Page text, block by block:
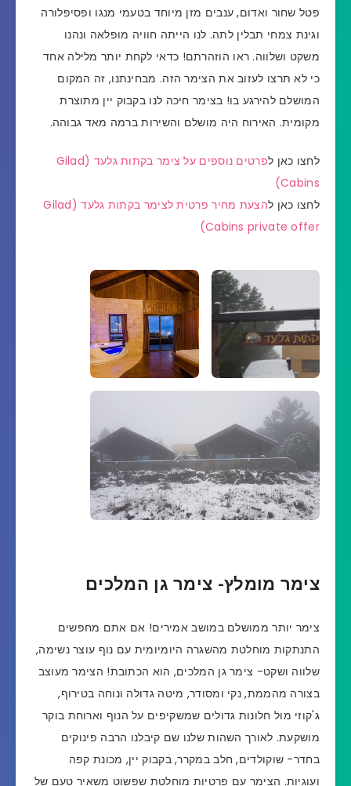
פטל שחור ואדום, ענבים מזן מיוחד בטעמי מנגו ופסיפלורה
וגינת צמחי תבלין לתה. לנו הייתה חוויה מופלאה ונהנו
משקט ושלווה. ראו הוזהרתם! כדאי לקחת יותר מלילה אחד
כי לא תרצו לעזוב את הצימר הזה. מבחינתנו, זה המקום
המושלם להירגע בו! בצימר חיכה לנו בקבוק יין מתוצרת
מקומית. האירוח היה מושלם והשירות ברמה מאד גבוהה.
לחצו כאן ל
פרטים נוספים על צימר בקתות גלעד (Gilad
Cabins)
לחצו כאן ל
הצעת מחיר פרטית לצימר בקתות גלעד (Gilad
Cabins private offer)
צימר מומלץ- צימר גן המלכים
צימר יותר ממושלם במושב אמירים! אם אתם מחפשים
התנתקות מוחלטת מהשגרה היומיומית עם נוף עוצר נשימה,
שלווה ושקט- צימר גן המלכים, הוא הכתובת! הצימר מעוצב
בצורה מהממת, נקי ומסודר, מיטה גדולה ונוחה בטירוף,
ג'קוזי מול חלונות גדולים שמשקיפים על הנוף וארוחת בוקר
מושקעת. לאורך השהות שלנו שם קיבלנו הרבה פינוקים
בחדר- שוקולדים, חלב במקרר, בקבוק יין, מכונת קפה
ועוגיות. הצימר עם פרטיות מוחלטת שפשוט משאיר טעם של